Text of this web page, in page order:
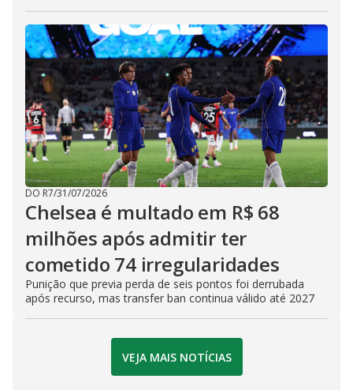
DO R7/31/07/2026
Chelsea é multado em R$ 68
milhões após admitir ter
cometido 74 irregularidades
Punição que previa perda de seis pontos foi derrubada
após recurso, mas transfer ban continua válido até 2027
VEJA MAIS NOTÍCIAS